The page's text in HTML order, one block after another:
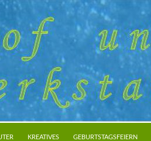
KREATIVES GEBURTSTAGSFEIERN